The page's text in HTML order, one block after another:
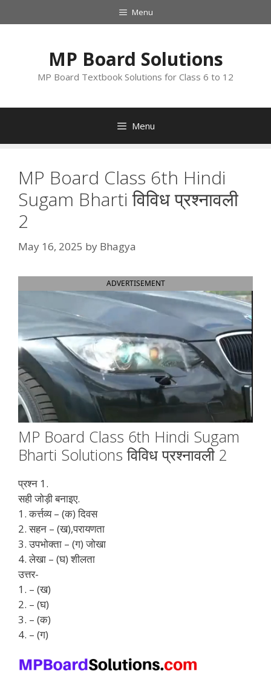
to
Menu
MP Board Solutions
MP Board Textbook Solutions for Class 6 to 12
Menu
MP Board Class 6th Hindi
Sugam Bharti विविध प्रश्नावली
2
May 16, 2025 by Bhagya
ADVERTISEMENT
MP Board Class 6th Hindi Sugam
Bharti Solutions विविध प्रश्नावली 2
प्रश्न 1.
सही जोड़ी बनाइए.
1. कर्त्तव्य – (क) दिवस
2. सहन – (ख),परायणता
3. उपभोक्ता – (ग) जोखा
4. लेखा – (घ) शीलता
उत्तर-
1. – (ख)
2. – (घ)
3. – (क)
4. – (ग)